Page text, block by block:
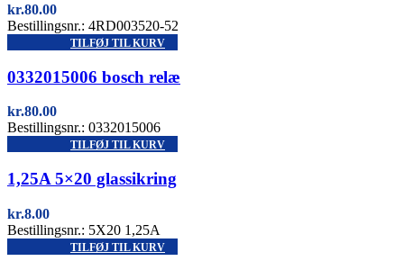
kr.80.00
Bestillingsnr.: 4RD003520-52
TILFØJ TIL KURV
0332015006 bosch relæ
kr.80.00
Bestillingsnr.: 0332015006
TILFØJ TIL KURV
1,25A 5×20 glassikring
kr.8.00
Bestillingsnr.: 5X20 1,25A
TILFØJ TIL KURV